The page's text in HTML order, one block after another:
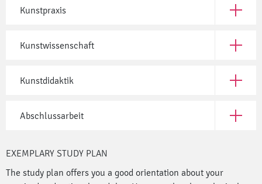
Kunstpraxis Open
Kunstwissenschaft Open
Kunstdidaktik Open
Abschlussarbeit Open
EXEMPLARY STUDY PLAN
The study plan offers you a good orientation about your